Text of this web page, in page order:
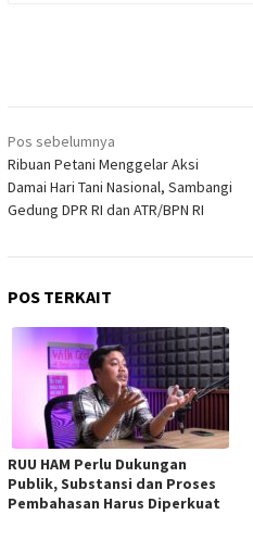
Navigasi
pos
Pos sebelumnya
Ribuan Petani Menggelar Aksi
Damai Hari Tani Nasional, Sambangi
Gedung DPR RI dan ATR/BPN RI
POS TERKAIT
RUU HAM Perlu Dukungan
Publik, Substansi dan Proses
Pembahasan Harus Diperkuat